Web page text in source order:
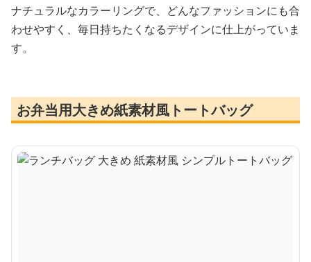
ナチュラルなカラーリングで、どんなファッションにも合
わせやすく、毎日持ちたくなるデザインに仕上がっていま
す。
お弁当用大きめ紙素材風トートバッグ